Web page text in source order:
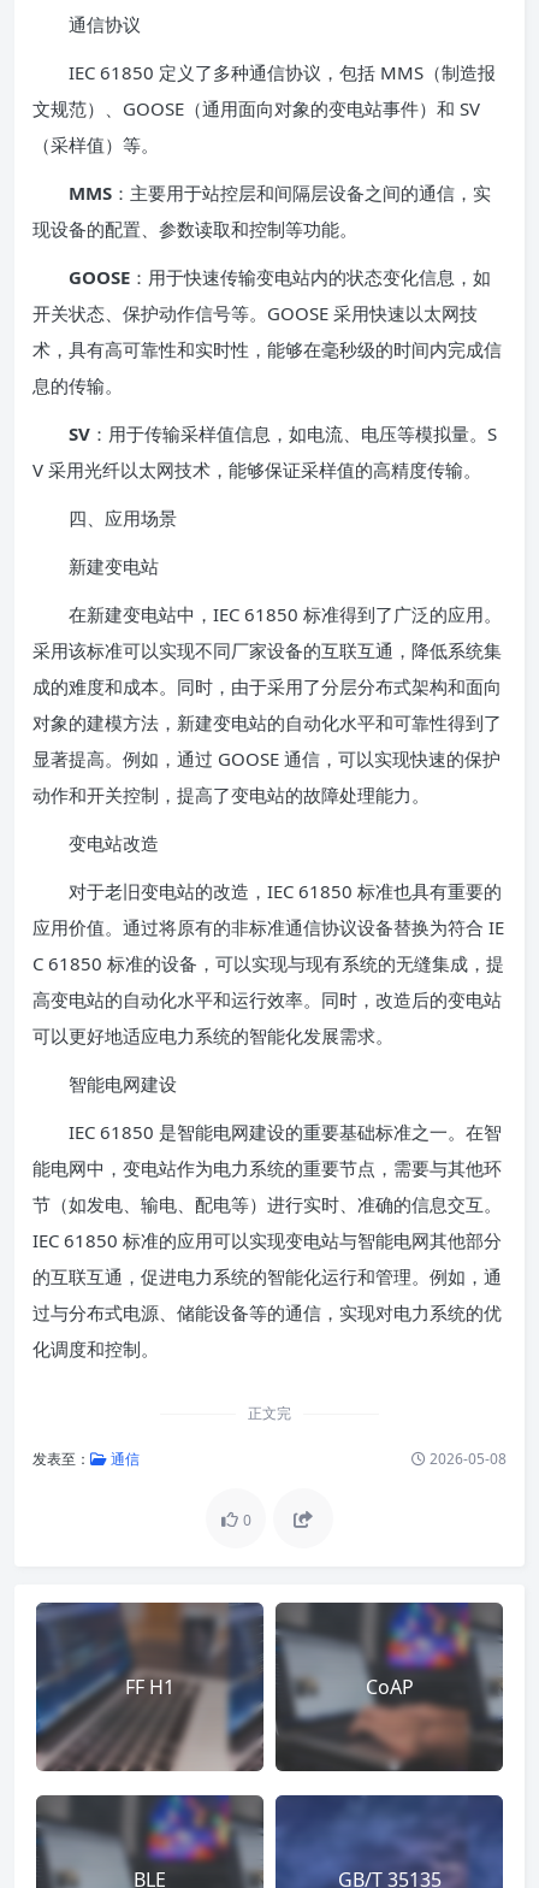
通信协议
IEC 61850 定义了多种通信协议，包括 MMS（制造报
文规范）、GOOSE（通用面向对象的变电站事件）和 SV
（采样值）等。
MMS ：主要用于站控层和间隔层设备之间的通信，实
现设备的配置、参数读取和控制等功能。
GOOSE ：用于快速传输变电站内的状态变化信息，如
开关状态、保护动作信号等。GOOSE 采用快速以太网技
术，具有高可靠性和实时性，能够在毫秒级的时间内完成信
息的传输。
SV ：用于传输采样值信息，如电流、电压等模拟量。S
V 采用光纤以太网技术，能够保证采样值的高精度传输。
四、应用场景
新建变电站
在新建变电站中，IEC 61850 标准得到了广泛的应用。
采用该标准可以实现不同厂家设备的互联互通，降低系统集
成的难度和成本。同时，由于采用了分层分布式架构和面向
对象的建模方法，新建变电站的自动化水平和可靠性得到了
显著提高。例如，通过 GOOSE 通信，可以实现快速的保护
动作和开关控制，提高了变电站的故障处理能力。
变电站改造
对于老旧变电站的改造，IEC 61850 标准也具有重要的
应用价值。通过将原有的非标准通信协议设备替换为符合 IE
C 61850 标准的设备，可以实现与现有系统的无缝集成，提
高变电站的自动化水平和运行效率。同时，改造后的变电站
可以更好地适应电力系统的智能化发展需求。
智能电网建设
IEC 61850 是智能电网建设的重要基础标准之一。在智
能电网中，变电站作为电力系统的重要节点，需要与其他环
节（如发电、输电、配电等）进行实时、准确的信息交互。
IEC 61850 标准的应用可以实现变电站与智能电网其他部分
的互联互通，促进电力系统的智能化运行和管理。例如，通
过与分布式电源、储能设备等的通信，实现对电力系统的优
化调度和控制。
正文完
发表至： 通信 2026-05-08
0
FF H1 CoAP
BLE GB/T 35135